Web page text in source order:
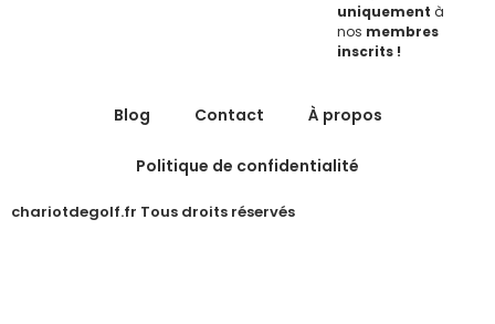
uniquement à
nos membres
inscrits !
chariotdegolf.fr Tous droits réservés
Blog Contact À propos
Politique de confidentialité